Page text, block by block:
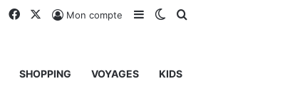
FacebookMon compte Sidebar (barre latérale)
Switch skin
SHOPPING VOYAGES KIDS